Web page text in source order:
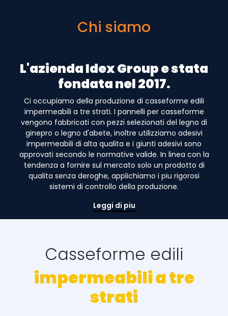
Chi siamo
L'azienda Idex Group e stata
fondata nel 2017.
Ci occupiamo della produzione di casseforme edili
impermeabili a tre strati. I pannelli per casseforme
vengono fabbricati con pezzi selezionati del legno di
ginepro o legno d'abete, inoltre utilizziamo adesivi
impermeabili di alta qualita e i giunti adesivi sono
approvati secondo le normative valide. In linea con la
tendenza a fornire sul mercato solo un prodotto di
qualita senza deroghe, applichiamo i piu rigorosi
sistemi di controllo della produzione.
Leggi di piu
Casseforme edili
impermeabili a tre
strati